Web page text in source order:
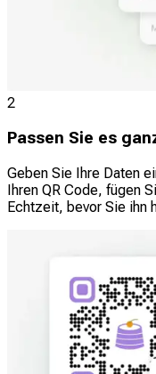
2
Passen Sie es
Geben Sie Ihre Daten
Ihren QR Code, fügen
Echtzeit, bevor Sie ihn